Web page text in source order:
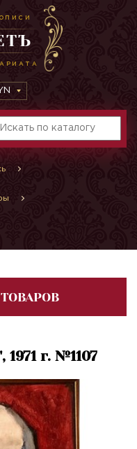
г. №1107